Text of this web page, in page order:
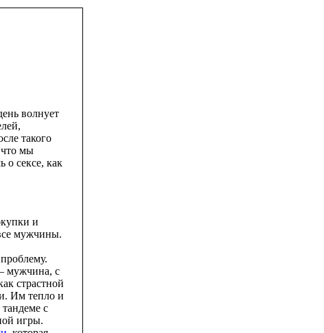
волнует
такого
что мы
о сексе, как
и
мужчины.
мужчина, с
страстной
Им тепло и
с
игры.